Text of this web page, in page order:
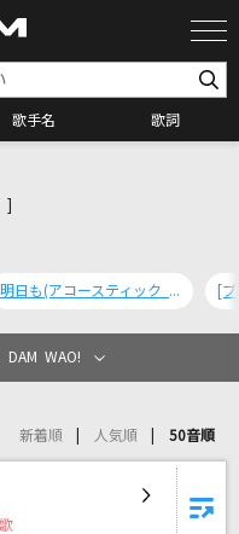
歌手名 歌詞
スト
いる曲の一覧
明日も(アコースティック ver.)
DAM WAO!
新着順 人気順 50音順